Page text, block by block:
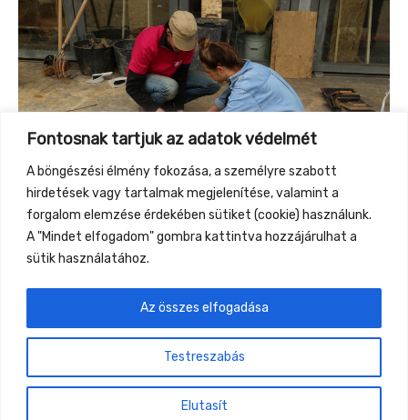
Fontosnak tartjuk az adatok védelmét
A böngészési élmény fokozása, a személyre szabott
hirdetések vagy tartalmak megjelenítése, valamint a
forgalom elemzése érdekében sütiket (cookie) használunk.
A "Mindet elfogadom" gombra kattintva hozzájárulhat a
sütik használatához.
Testreszabás
Elutasít
Az összes elfogadása
Previous Event
Gyüttment Találkozó, 2026. augusztus 27-30.,
Csobánkapuszta